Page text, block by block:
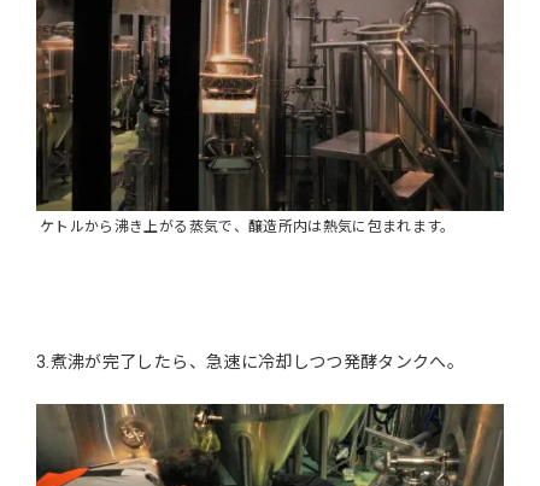
ケトルから沸き上がる蒸気で、醸造所内は熱気に包まれます。
3.煮沸が完了したら、急速に冷却しつつ発酵タンクへ。